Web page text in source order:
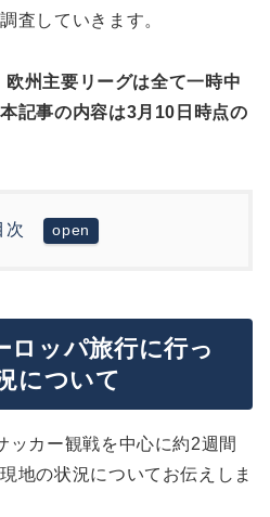
査していきます。
欧州主要リーグは全て一時中
記事の内容は3月10日時点の
次
すべき点。入国制限について
影響。無観客試合・延期等に
ッパ旅行について
ロッパ旅行に行っ
について
ッカー観戦を中心に約2週間
地の状況についてお伝えしま